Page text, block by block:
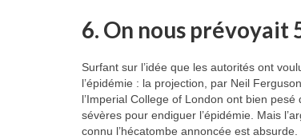
6. On nous prévoyait
Surfant sur l’idée que les autorités ont
l’épidémie : la projection, par Neil
l’Imperial College of London ont bien
sévères pour endiguer l’épidémie. Mais
connu l’hécatombe annoncée est